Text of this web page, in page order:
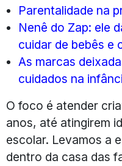
Parentalidade na
Nenê do Zap: ele
cuidar de bebês e
As marcas
cuidados na
O foco é atender
anos, até atingirem
escolar. Levamos a
dentro da casa das